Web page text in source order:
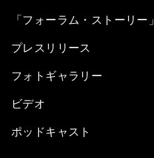
「フォーラム・ストーリー」
プレスリリース
フォトギャラリー
ビデオ
ポッドキャスト